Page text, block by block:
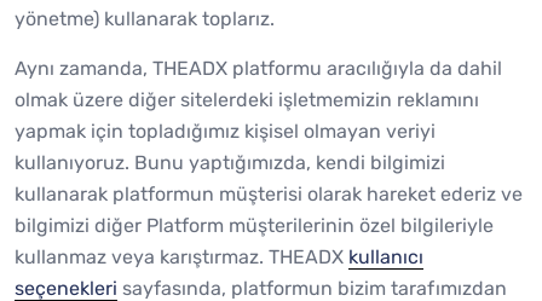
yönetme) kullanarak toplarız.
Aynı zamanda, THEADX platformu aracılığıyla da dahil
olmak üzere diğer sitelerdeki işletmemizin reklamını
yapmak için topladığımız kişisel olmayan veriyi
kullanıyoruz. Bunu yaptığımızda, kendi bilgimizi
kullanarak platformun müşterisi olarak hareket ederiz ve
bilgimizi diğer Platform müşterilerinin özel bilgileriyle
kullanmaz veya karıştırmaz. THEADX kullanıcı
seçenekleri sayfasında, platformun bizim tarafımızdan